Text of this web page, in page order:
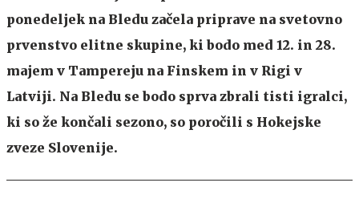
ponedeljek na Bledu začela priprave na svetovno
prvenstvo elitne skupine, ki bodo med 12. in 28.
majem v Tampereju na Finskem in v Rigi v
Latviji. Na Bledu se bodo sprva zbrali tisti igralci,
ki so že končali sezono, so poročili s Hokejske
zveze Slovenije.